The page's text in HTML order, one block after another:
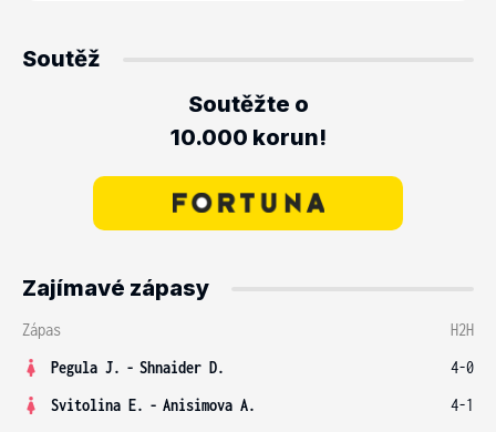
Soutěž
Soutěžte o
10.000 korun!
Zajímavé zápasy
Zápas
H2H
Pegula J. - Shnaider D.
4-0
Svitolina E. - Anisimova A.
4-1